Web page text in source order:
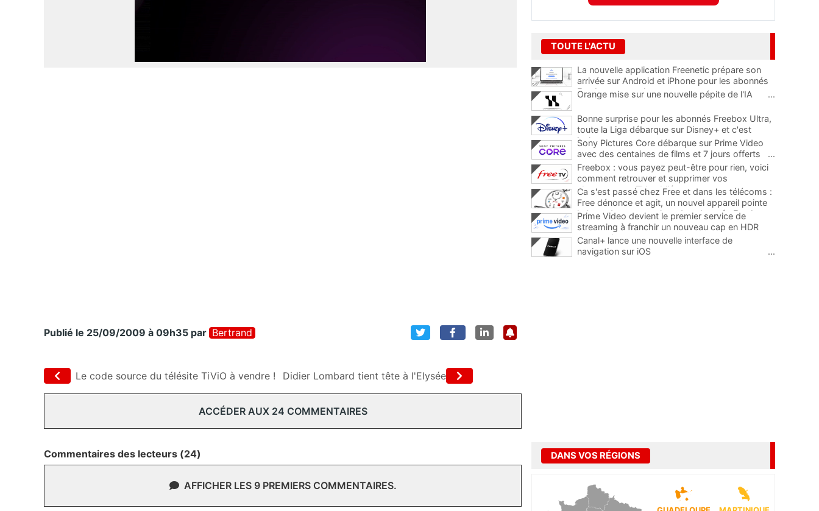
Publié le 25/09/2009 à 09h35 par Bertrand
Le code source du télésite TiViO à vendre ! Didier Lombard tient tête à l'Elysée
ACCÉDER AUX 24 COMMENTAIRES
Commentaires des lecteurs (24)
AFFICHER LES 9 PREMIERS COMMENTAIRES.
TOUTE L'ACTU
La nouvelle application Freenetic prépare son
arrivée sur Android et iPhone pour les abonnés
Freebox, testez la
Orange mise sur une nouvelle pépite de l'IA ...
Bonne surprise pour les abonnés Freebox Ultra,
toute la Liga débarque sur Disney+ et c'est
inclus
Sony Pictures Core débarque sur Prime Video
avec des centaines de films et 7 jours offerts
...
Freebox : vous payez peut-être pour rien, voici
comment retrouver et supprimer vos
abonnements TV oubliés
...
Ca s'est passé chez Free et dans les télécoms :
Free dénonce et agit, un nouvel appareil pointe
le bout de son nez chez des abonnés Freebox...
Prime Video devient le premier service de
streaming à franchir un nouveau cap en HDR
avec ce lancement
Canal+ lance une nouvelle interface de
navigation sur iOS
...
DANS VOS RÉGIONS